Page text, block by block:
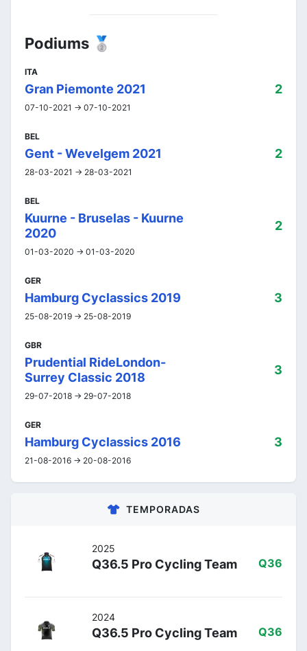
Podiums 🥈
ITA
Gran Piemonte 2021
07-10-2021 -> 07-10-2021
2
BEL
Gent - Wevelgem 2021
28-03-2021 -> 28-03-2021
2
BEL
Kuurne - Bruselas - Kuurne
2020
01-03-2020 -> 01-03-2020
2
GER
Hamburg Cyclassics 2019
25-08-2019 -> 25-08-2019
3
GBR
Prudential RideLondon-
Surrey Classic 2018
29-07-2018 -> 29-07-2018
3
GER
Hamburg Cyclassics 2016
21-08-2016 -> 20-08-2016
3
TEMPORADAS
2025
Q36.5 Pro Cycling Team Q36
2024
Q36.5 Pro Cycling Team Q36